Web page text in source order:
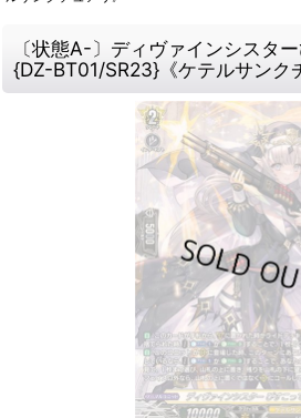
〔状態A-〕ディヴァインシスタ
{DZ-BT01/SR23}《ケテルサンク